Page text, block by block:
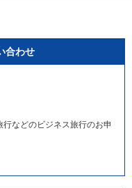
合わせ
などのビジネス旅行のお申